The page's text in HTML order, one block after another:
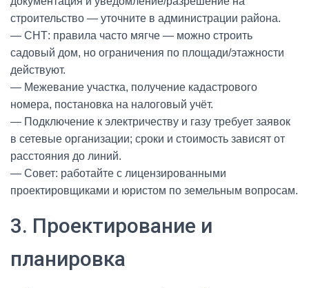
строительство — уточните в администрации района.
— СНТ: правила часто мягче — можно строить
садовый дом, но ограничения по площади/этажности
действуют.
— Межевание участка, получение кадастрового
номера, постановка на налоговый учёт.
— Подключение к электричеству и газу требует заявок
в сетевые организации; сроки и стоимость зависят от
расстояния до линий.
— Совет: работайте с лицензированными
проектировщиками и юристом по земельным вопросам.
3. Проектирование и
планировка